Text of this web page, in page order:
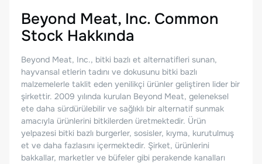
Beyond Meat, Inc. Common
Stock Hakkında
Beyond Meat, Inc., bitki bazlı et alternatifleri sunan,
hayvansal etlerin tadını ve dokusunu bitki bazlı
malzemelerle taklit eden yenilikçi ürünler geliştiren lider bir
şirkettir. 2009 yılında kurulan Beyond Meat, geleneksel
ete daha sürdürülebilir ve sağlıklı bir alternatif sunmak
amacıyla ürünlerini bitkilerden üretmektedir. Ürün
yelpazesi bitki bazlı burgerler, sosisler, kıyma, kurutulmuş
et ve daha fazlasını içermektedir. Şirket, ürünlerini
bakkallar, marketler ve büfeler gibi perakende kanalları